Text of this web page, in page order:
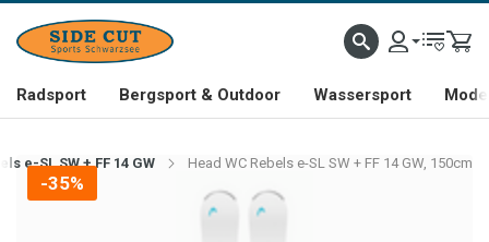
Radsport Bergsport & Outdoor Wassersport
e-SL SW + FF 14 GW Head WC Rebels e-SL SW + FF 14 GW, 150cm
-35%